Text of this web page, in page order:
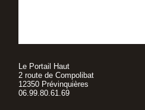
Le Portail Haut
2 route de Compolibat
12350 Prévinquières
06.99.80.61.69